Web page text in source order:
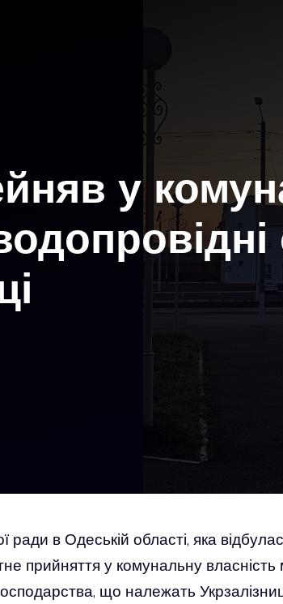
у
ради в Одеській області, яка
прийняття у комунальну власність
що належать